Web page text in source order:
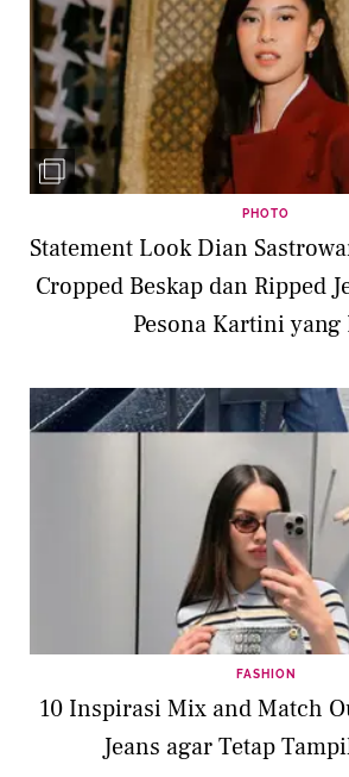
PHOTO
Statement Look Dian
Cropped Beskap dan Ripped
Pesona Kartini yang
FASHION
10 Inspirasi Mix and Match
Jeans agar Tetap